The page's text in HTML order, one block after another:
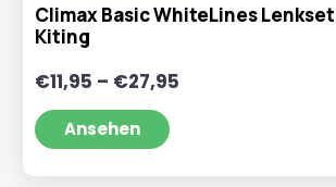
Climax Basic WhiteLines
Kiting
€11,95 – €27,95Preisspanne:
Ansehen